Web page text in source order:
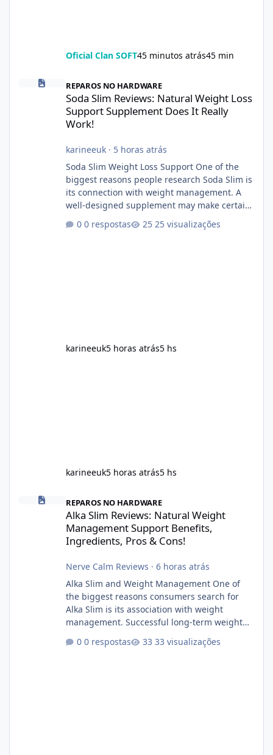
Oficial Clan SOFT45 minutos atrás45 min
REPAROS NO HARDWARE
Soda Slim Reviews: Natural Weight Loss
Support Supplement Does It Really
Work!
karineeuk· 5 horas atrás
Soda Slim Weight Loss Support One of the
biggest reasons people research Soda Slim is
its connection with weight management. A
well-designed supplement may make certain
maintain, depending on its ingredients and
0 respostas 25 visualizações
karineeuk5 horas atrás5 hs
karineeuk5 horas atrás5 hs
Alka Slim Reviews: Natural Weight Management Support
REPAROS NO HARDWARE
Alka Slim Reviews: Natural Weight
Management Support Benefits,
Ingredients, Pros & Cons!
Nerve Calm Reviews · 6 horas atrás
Alka Slim and Weight Management One of
the biggest reasons consumers search for
Alka Slim is its association with weight
management. Successful long-term weight
consistency rather than quick fixes. A
0 respostas 33 visualizações